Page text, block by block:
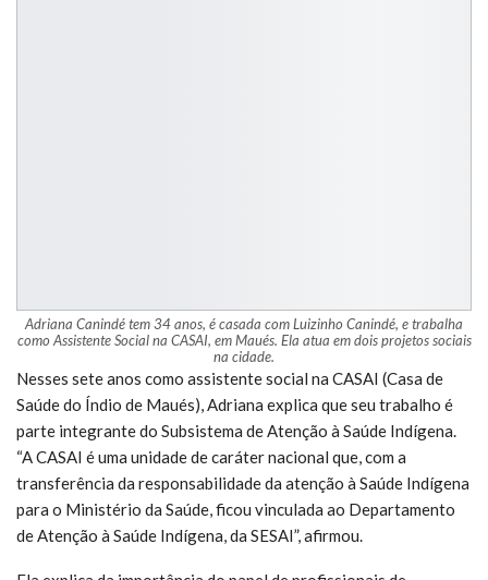
Adriana Canindé tem 34 anos, é casada com Luizinho Canindé, e trabalha
como Assistente Social na CASAI, em Maués. Ela atua em dois projetos sociais
na cidade.
Nesses sete anos como assistente social na CASAI (Casa de
Saúde do Índio de Maués), Adriana explica que seu trabalho é
parte integrante do Subsistema de Atenção à Saúde Indígena.
“A CASAI é uma unidade de caráter nacional que, com a
transferência da responsabilidade da atenção à Saúde Indígena
para o Ministério da Saúde, ficou vinculada ao Departamento
de Atenção à Saúde Indígena, da SESAI”, afirmou.